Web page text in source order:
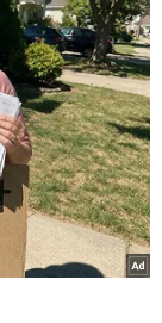
hệ thống
qua tháng
trí các chỉ